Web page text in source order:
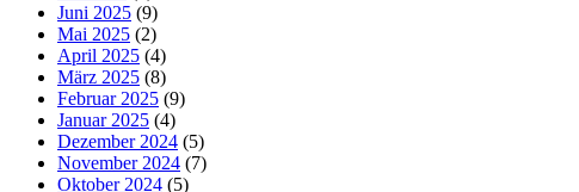
Juni 2025 (9)
Mai 2025 (2)
April 2025 (4)
März 2025 (8)
Februar 2025 (9)
Januar 2025 (4)
Dezember 2024 (5)
November 2024 (7)
Oktober 2024 (5)